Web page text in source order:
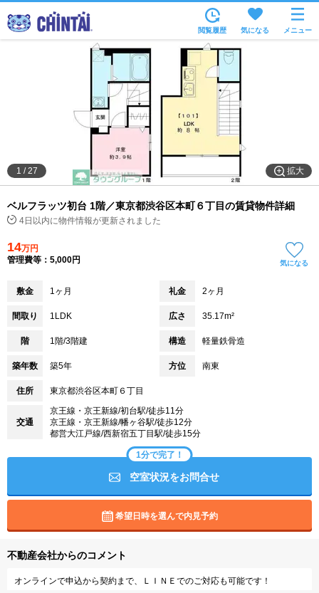
沿線・駅から
住所から
家賃相場から
通勤通学時間から
不動産会社から
TOP
閲覧履歴 気になる メニュー
拡大
1 /27
ベルフラッツ初台 1階／東京都渋谷区本町６丁目の賃貸物件詳細
4日以内に物件情報が更新されました
14万円
管理費等：5,000円
気になる
敷金 1ヶ月 礼金 2ヶ月
間取り 1LDK 広さ 35.17m²
階 1階/3階建 構造 軽量鉄骨造
築年数 築5年 方位 南東
住所 東京都渋谷区本町６丁目
交通
京王線・京王新線/初台駅/徒歩11分
京王線・京王新線/幡ヶ谷駅/徒歩12分
都営大江戸線/西新宿五丁目駅/徒歩15分
1分で完了！
空室状況をお問合せ
希望日時を選んで内見予約
不動産会社からのコメント
オンラインで申込から契約まで、ＬＩＮＥでのご対応も可能です！